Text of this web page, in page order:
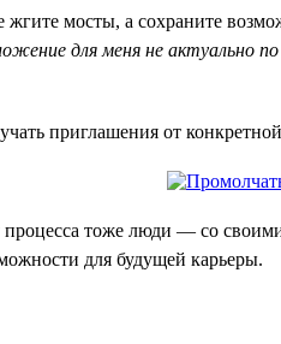
жгите мосты, а сохраните
для меня не актуально
приглашения от
тоже люди — со
для будущей карьеры.